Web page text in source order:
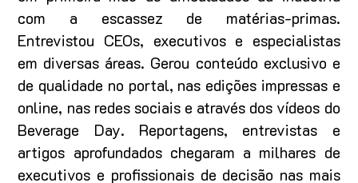
com a escassez de matérias-primas.
Entrevistou CEOs, executivos e especialistas
em diversas áreas. Gerou conteúdo exclusivo e
de qualidade no portal, nas edições impressas e
online, nas redes sociais e através dos vídeos do
Beverage Day. Reportagens, entrevistas e
artigos aprofundados chegaram a milhares de
executivos e profissionais de decisão nas mais